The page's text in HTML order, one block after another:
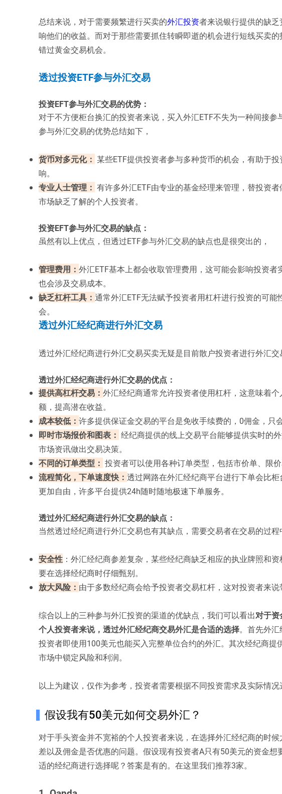
总结来说，对于需要频繁进行买卖的外汇投资者来说银行提供的缺
响他们的收益。而对于那些需要抓住转瞬即逝的机会进行短线买卖
错过黄金交易机会。
透过投资ETF参与外汇交易
投资EFT参与外汇交易的优势：
对于不方便柜台换汇的投资者来说，买入外汇ETF不失为一种间接
参与外汇交易的优势总结如下，
货币对多元化： 某些ETF提供投资者参与多种货币的机会，有助于
响。
专业人士管理： 有许多外汇ETF由专业的基金经理来管理，替投资
市场缺乏了解的个人投资者。
投资EFT参与外汇交易的缺点：
虽然有以上优点，但透过ETF参与外汇交易的缺点也是很突出的，
管理费用： 外汇ETF基本上都会收取管理费用，这可能会影响投资
也会涉及交易成本。
缺乏杠杆工具： 通常外汇ETF无法赋予投资者用杠杆进行投资的可能
会。
透过外汇经纪商进行外汇交易
透过外汇经纪商进行外汇交易买卖无疑是目前散户投资者进行外汇交
透过外汇经纪商进行外汇交易的优点：
提供高杠杆交易： 外汇经纪商通常允许投资者使用杠杆，这意味着
额，提高潜在收益。
成本较低： 许多提供保证金交易的平台是免收手续费的，0佣金，只
即时市场报价和图表： 经纪商提供的线上交易平台能够提供实时的
市场资讯做出交易决策。
不同的订单类型： 投资者可以使用各种订单类型，包括市价单、限
流程简化，下单速度快： 透过网路在外汇经纪商平台进行下单会比
更加自由，许多平台提供24h随时随地极速下单服务。
透过外汇经纪商进行外汇交易的缺点：
当然透过经纪商进行外汇交易也有其缺点，需要交易者在交易的过程
安全性 ：外汇经纪商参差复杂，某些经纪商缺乏相应的执业牌照和
要在选择经纪商时仔细甄别。
放大风险： 由于多数经纪商会给予投资者交易杠杆，这对投资者来说
综合以上的三种参与外汇投资的渠道的优缺点，我们可以看出对于
个人投资者来说，透过外汇经纪商交易外汇是合适的选择。首先外
投资者即使用100美元也能买入完整单位合约的外汇。其次经纪商
市场中锁定风险和利润。
以上为建议，仅作为参考，投资者需要根据不同投资需求及实际情况
假设我有50美元如何交易外汇？
对于手头资金并不宽裕的个人投资者来说，在选择外汇经纪商的时
差以及佣金是否优惠的问题。假设现有投资者A只有50美元的资金
适的经纪商进行选择呢？答案是有的。在这里我们推荐3家。